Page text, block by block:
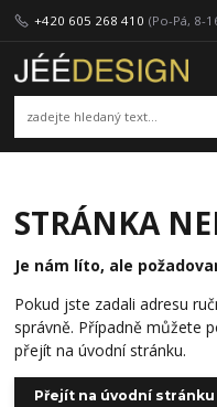
+420 605 268 410 (Po-Pá, 8-
STRÁNKA
Je nám líto, ale
Pokud jste zadali adresu
správně. Případně můžete
přejít na úvodní stránku.
Přejít na úvodní stránku